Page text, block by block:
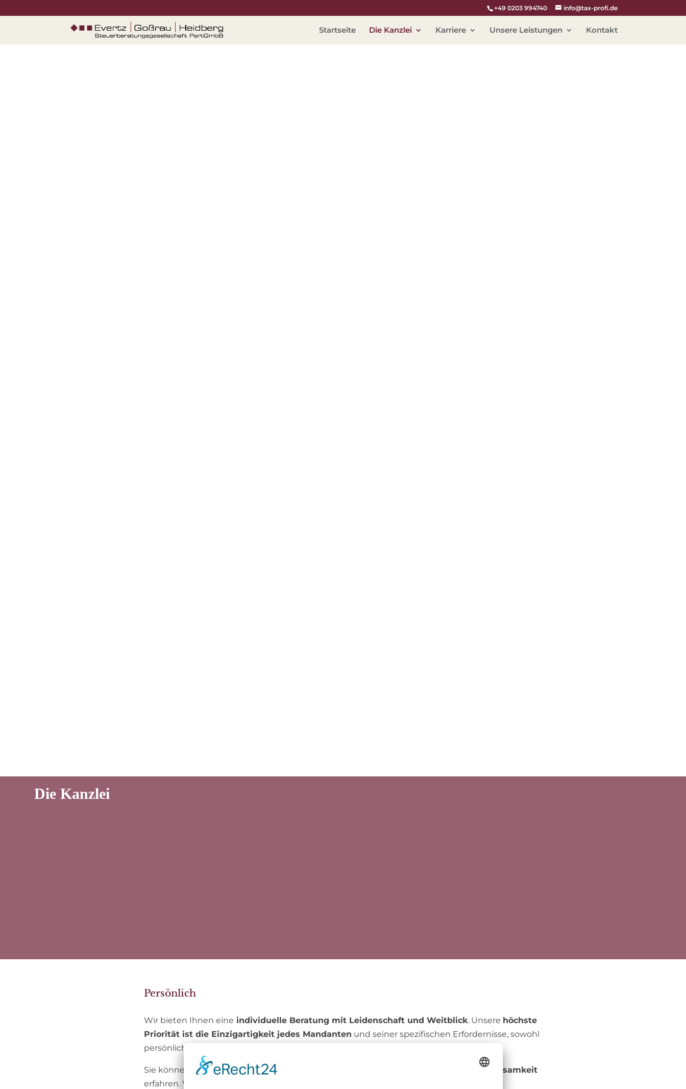
+49 0203 994740 info@tax-profi.de
Startseite Die Kanzlei Karriere Unsere Leistungen Kontakt
Die Kanzlei
Persönlich
Wir bieten Ihnen eine individuelle Beratung mit Leidenschaft und Weitblick. Unsere höchste
Priorität ist die Einzigartigkeit jedes Mandanten und seiner spezifischen Erfordernisse, sowohl
persönlich als auch operativ.
Sie können sicher sein, dass Sie bei uns stets die
größtmögliche Sorgfalt und Aufmerksamkeit
erfahren. Wir verstehen uns als Ihr professioneller und zuverlässiger Ansprechpartner.